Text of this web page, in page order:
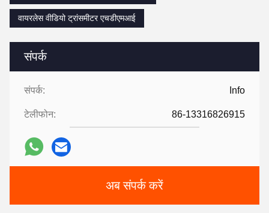
संपर्क
संपर्क: Info
टेलीफोन: 86-13316826915
अब संपर्क करें
वायरलेस वीडियो ट्रांसमीटर एचडीएमआई